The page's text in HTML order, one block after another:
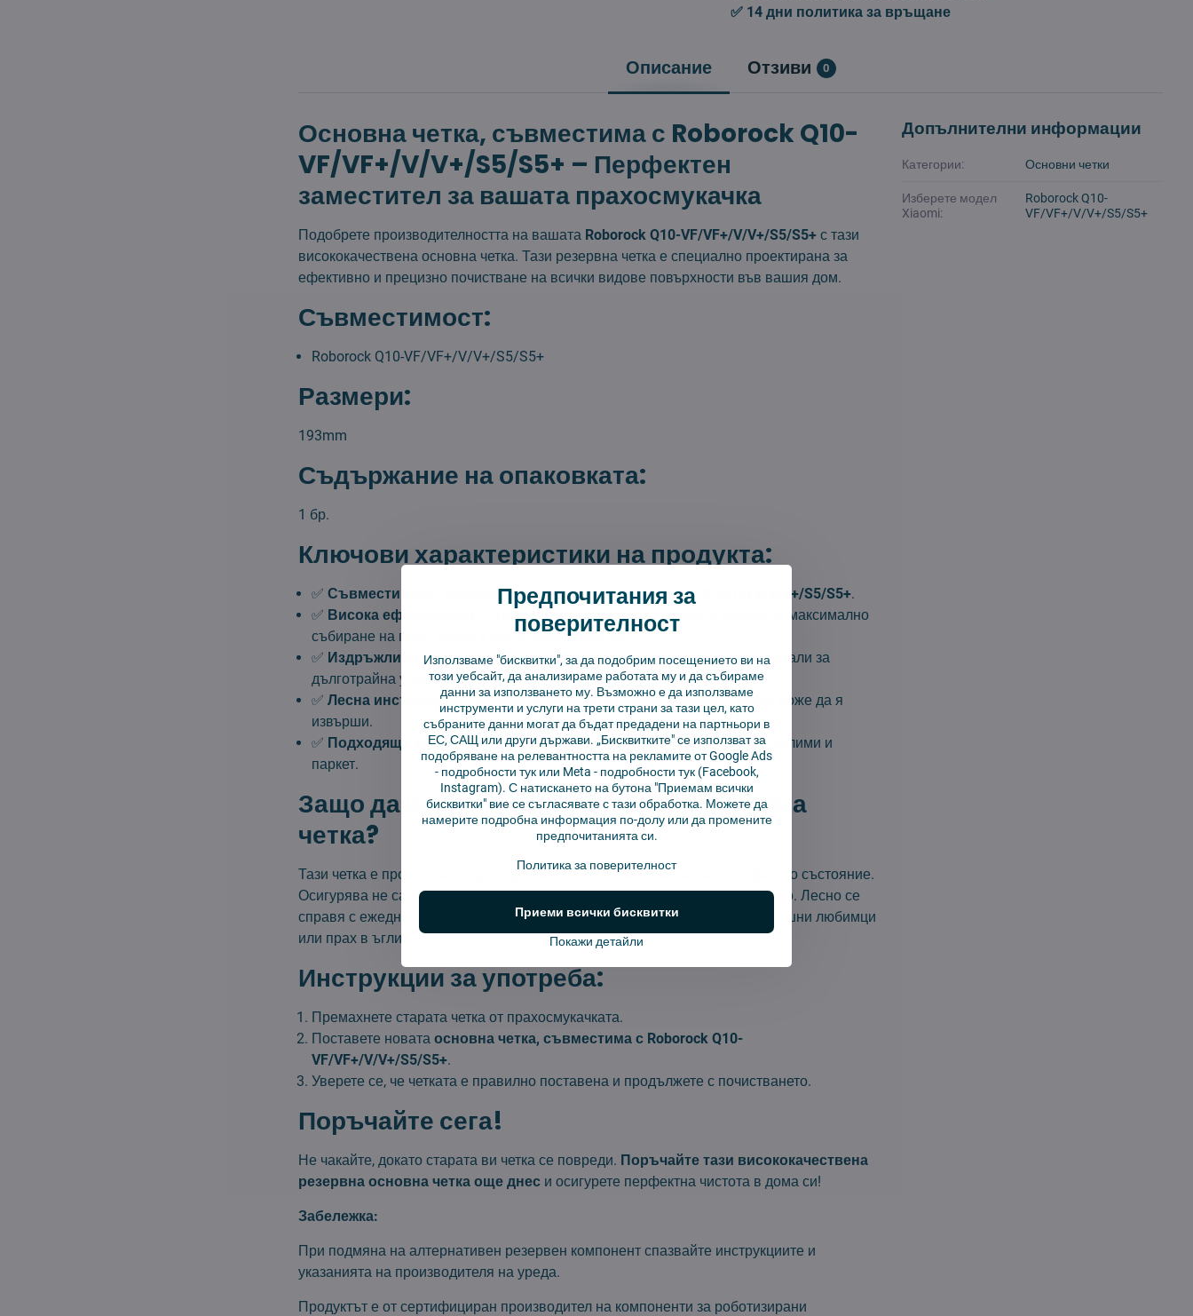
✅ 14 дни политика за връщане
Описание Отзиви 0
Основна четка, съвместима с Roborock Q10-
VF/VF+/V/V+/S5/S5+ – Перфектен
заместител за вашата прахосмукачка
Подобрете производителността на вашата Roborock Q10-VF/VF+/V/V+/S5/S5+ с тази
висококачествена основна четка. Тази резервна четка е специално проектирана за
ефективно и прецизно почистване на всички видове повърхности във вашия дом.
Съвместимост:
Roborock Q10-VF/VF+/V/V+/S5/S5+
Размери:
193mm
Съдържание на опаковката:
1 бр.
Ключови характеристики на продукта:
✅Съвместимост: Идеално пасва на моделиRoborock Q10-VF/VF+/V/V+/S5/S5+.
✅ Висока ефективност:
Стилен дизайн и висококачествени влакна за максимално
събиране на прах, косми и други замърсявания.
✅ Издръжливи материали:Изработена от здрави и устойчиви материали за
дълготрайна употреба.
✅Лесна инсталация:Подмяната на четката е бърза и лесна – всеки може да я
извърши.
✅ Подходяща за всички повърхности:Идеална за твърди подове, килими и
паркет.
Защо да изберете тази резервна основна
четка?
Тази четка е проектирана да поддържа вашата прахосмукачка в перфектно състояние.
Осигурява не само по-чист дом, но и по-дълъг живот на вашето устройство. Лесно се
справя с ежедневно почистване и предизвикателства като косми от домашни любимци
или прах в ъглите.
Инструкции за употреба:
Премахнете старата четка от прахосмукачката.
Поставете новатаосновна четка, съвместима с Roborock Q10-
VF/VF+/V/V+/S5/S5+.
Уверете се, че четката е правилно поставена и продължете с почистването.
Поръчайте сега!
Не чакайте, докато старата ви четка се повреди. Поръчайте тази висококачествена
резервна основна четка още днес и осигурете перфектна чистота в дома си!
Забележка:
При подмяна на алтернативен резервен компонент спазвайте инструкциите и
указанията на производителя на уреда.
Продуктът е от сертифициран производител на компоненти за роботизирани
Допълнителни информации
Категории: Основни четки
Изберете модел
Xiaomi:
Roborock Q10-
VF/VF+/V/V+/S5/S5+
Предпочитания за
поверителност
Използваме "бисквитки", за да подобрим посещението ви на
този уебсайт, да анализираме работата му и да събираме
данни за използването му. Възможно е да използваме
инструменти и услуги на трети страни за тази цел, като
събраните данни могат да бъдат предадени на партньори в
ЕС, САЩ или други държави. „Бисквитките" се използват за
подобряване на релевантността на рекламите от Google Ads
- подробности тукили Meta - подробности тук(Facebook,
Instagram). С натискането на бутона "Приемам всички
бисквитки" вие се съгласявате с тази обработка. Можете да
намерите подробна информация по-долу или да промените
предпочитанията си.
Политика за поверителност
Покажи детайли
Приеми всички бисквитки